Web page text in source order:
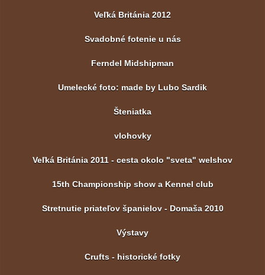
Veľká Británia 2012
Svadobné fotenie u nás
Ferndel Midshipman
Umelecké foto: made by Lubo Sardik
Šteniatka
vlohovky
Veľká Británia 2011 - cesta okolo "sveta" welshov
15th Championship show a Kennel club
Stretnutie priateľov španielov - Domaša 2010
Výstavy
Crufts - historické fotky